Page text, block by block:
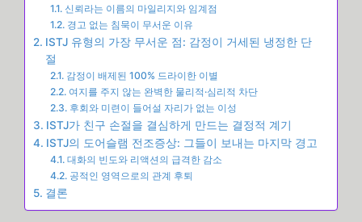
신뢰라는 이름의 마일리지와 임계점
경고 없는 침묵이 무서운 이유
ISTJ 유형의 가장 무서운 점: 감정이 거세된 냉정한 단
절
감정이 배제된 100% 드라이한 이별
여지를 주지 않는 완벽한 물리적·심리적 차단
후회와 미련이 들어설 자리가 없는 이성
ISTJ가 친구 손절을 결심하게 만드는 결정적 계기
ISTJ의 도어슬램 전조증상: 그들이 보내는 마지막 경고
대화의 빈도와 리액션의 급격한 감소
공적인 영역으로의 관계 후퇴
결론